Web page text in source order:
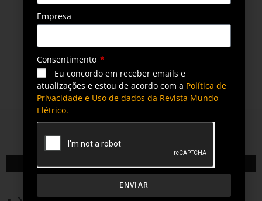
QUEM SOMOS
Empresa
Consentimento
Eu concordo em receber emails e
atualizações e estou de acordo com a Política de
Privacidade e Uso de dados da Revista Mundo
Elétrico.
ENVIAR